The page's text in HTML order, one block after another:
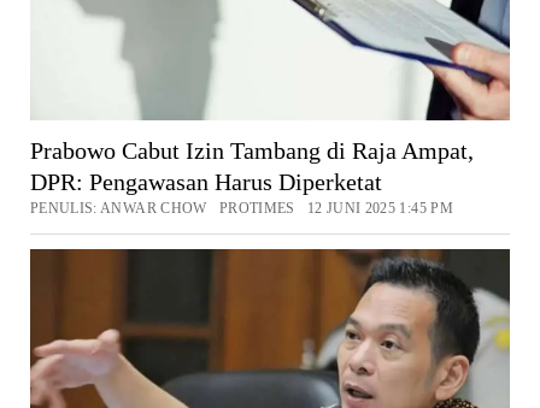
Prabowo Cabut Izin Tambang di Raja Ampat,
DPR: Pengawasan Harus Diperketat
PENULIS: ANWAR CHOW PROTIMES 12 JUNI 2025 1:45 PM